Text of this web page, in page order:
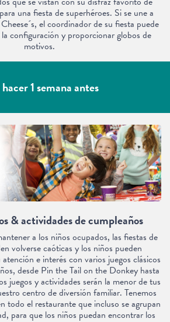
una fiesta de superhéroes. Si se une a
el coordinador de su fiesta puede
configuración y proporcionar globos de
motivos.
1 semana antes
& actividades de cumpleaños
a los niños ocupados, las fiestas de
volverse caóticas y los niños pueden
e interés con varios juegos clásicos
desde Pin the Tail on the Donkey hasta
juegos y actividades serán la menor de tus
centro de diversión familiar. Tenemos
todo el restaurante que incluso se agrupan
para que los niños puedan encontrar los